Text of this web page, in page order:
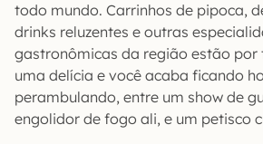
todo mundo. Carrinhos de pipoca,
drinks reluzentes e outras
gastronômicas da região estão por
uma delícia e você acaba ficando
perambulando, entre um show de
engolidor de fogo ali, e um petisco